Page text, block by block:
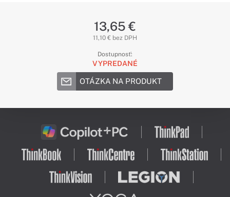
13,65 €
11,10 € bez DPH
Dostupnosť:
VYPREDANÉ
OTÁZKA NA PRODUKT